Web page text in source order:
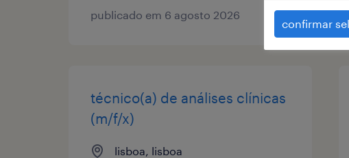
publicado em 6 agosto 2026
técnico(a) de análises clínicas
(m/f/x)
lisboa, lisboa
confirmar